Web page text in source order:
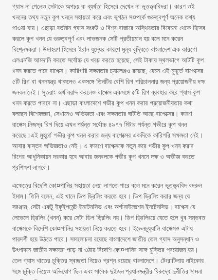
গ্যাস না পেলেও সেটাকে অপচয় বা ব্যর্থতা হিসেবে দেখেন না ভূতত্ত্ববিদরা। কারণ ওই
খননের তথ্য নতুন কূপ খননে সহায়তা করে এবং ভূগঠন স¤পর্কে গুরুত্বপূর্ণ অনেক তথ্য
পাওয়া যায়। এছাড়া বর্তমান গ্যাস সংকট ও বিশ্ব বাজারে অস্থিরতার বিবেচনা থেকে হিসেব
করলে কূপ খনন যে গুরুত্বপূর্ণ এবং লাভজনক সেটি প্রতীয়মান হয় বলে মনে করেন
বিশ্লেষকরা। উদাহরণ হিসেবে ইরান যুদ্ধের কারণে মূল্য বৃদ্ধিতে বাংলাদেশ এক কারগো
এলএনজি আমদানি করতে সর্বোচ্চ যে খরচ করতে হয়েছে, সেই টাকায় স্থলভাগে আটটি কূপ
খনন করতে পারে বাপেক্স। কারিগরি সক্ষমতার চ্যালেঞ্জও রয়েছে, যেমন এই মুহূর্তে বাপেক্সের
৫টি রিগ বা খননযন্ত্র থাকলেও একসঙ্গে তিনটির বেশি রিগ পরিচালনার জন্য প্রয়োজনীয় দক্ষ
জনবল নেই। সুতরাং অর্থ বরাদ্দ করলেও বাপেক্স একসঙ্গে ৫টি রিগ ব্যবহার করে গ্যাস কূপ
খনন করতে পারবে না। এছাড়া বাংলাদেশে গভীর কূপ খনন করার প্রয়োজনীয়তার কথা
বলছেন বিশেষজ্ঞরা, সেখানেও অভিজ্ঞতা এবং সক্ষমতার ঘাটতি আছে বাপেক্সের। কারণ
বাপেক্স নিজস্ব রিগ দিয়ে এখন পর্যন্ত সর্বোচ্চ ৪৯৭৭ মিটার পর্যন্ত গভীরে কূপ খনন
করেছে।এই মুহূর্তে গভীর কূপ খনন করার জন্য বাপেক্সের একদিকে কারিগরি সক্ষমতা নেই।
আবার বাস্তব অভিজ্ঞতাও নেই। এ কারণে বাপেক্সকে নতুন করে গভীর কূপ খনন করার
রিগের আধুনিকায়ন দরকার হবে আবার জনবলকে গভীর কূপ খননে দক্ষ ও অভীজ্ঞ করতে
প্রশিক্ষণ লাগবে।
এক্ষেত্রে বিদেশি কো¤পানির সহায়তা নেয়া লাগতে পারে বলে মনে করেন ভূতত্ত্ববিদ বদরুল
ইমাম। তিনি বলেন, এই খানে ডিপ ড্রিলিং করতে হবে। ডিপ ড্রিলিং করার জন্য যে
সরঞ্জাম, সেটা একটু ইকুইপমেন্ট ইনটেনসিভ এবং অর্গানাইজেশন ইনটেনসিভ। বাপেক্স যে
লেভেলে ড্রিলিং (খনন) করে সেটা ডিপ ড্রিলিং নয়। ডিপ ড্রিলিংয়ে যেতে হলে খুব সম্ভবত
বাপেক্সকে বিদেশি কো¤পানির সহায়তা নিয়ে করতে হবে। ইভেনচুয়্যালি বাপেক্সও এটায়
পারদর্শী হয়ে উঠতে পারে। সমালোচনা রয়েছে বাংলাদেশে জাতীয় তেল গ্যাস অনুসন্ধান ও
উৎপাদনে জাতীয় সক্ষমতা গড়ে না ওঠায় বিদেশি কো¤পানির সঙ্গে চুক্তির প্রয়োজন হয়।
তেল গ্যাস খাতের চুক্তির স্বচ্ছতা নিয়েও প্রশ্ন রয়েছে বাংলাদেশে। টেংরাটিলায় নাইকোর
সঙ্গে চুক্তি নিয়েও অভিযোগ ছিল এবং সাবেক দুইজন প্রধানমন্ত্রীর বিরুদ্ধে দুর্নীতির মামলা